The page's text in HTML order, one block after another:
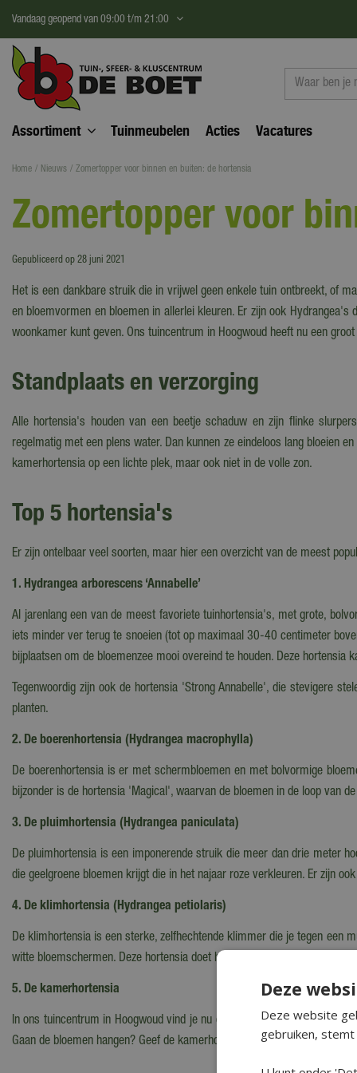
content
Home Nieuws Zomertopper voor binnen en buiten: de hortensia
Vandaag geopend van 09:00 t/m 21:00
Assortiment Tuinmeubelen Acties Vacatures
Zomertopper voor
Gepubliceerd op 28 juni 2021
Het is een dankbare struik die in vrijwel geen enkele tuin ontbreekt, of
en bloemvormen en bloemen in allerlei kleuren. Er zijn ook
woonkamer kunt geven. Ons tuincentrum in Hoogwoud heeft nu een
Standplaats en verzorging
Alle hortensia's houden van een beetje schaduw en zijn flinke
regelmatig met een plens water. Dan kunnen ze eindeloos lang bloeien
kamerhortensia op een lichte plek, maar ook niet in de volle zon.
Top 5 hortensia's
Er zijn ontelbaar veel soorten, maar hier een overzicht van de meest
1. Hydrangea arborescens ‘Annabelle’
Al jarenlang een van de meest favoriete tuinhortensia's, met grote,
iets minder ver terug te snoeien (tot op maximaal 30-40 centimeter
bijplaatsen om de bloemenzee mooi overeind te houden. Deze
Tegenwoordig zijn ook de hortensia 'Strong Annabelle', die stevigere
planten.
2. De boerenhortensia (Hydrangea macrophylla)
De boerenhortensia is er met schermbloemen en met bolvormige
bijzonder is de hortensia 'Magical', waarvan de bloemen in de loop van
3. De pluimhortensia (Hydrangea paniculata)
De pluimhortensia is een imponerende struik die meer dan drie meter
die geelgroene bloemen krijgt die in het najaar roze verkleuren. Er zijn
4. De klimhortensia (Hydrangea petiolaris)
De klimhortensia is een sterke, zelfhechtende klimmer die je tegen een
witte bloemschermen. Deze hortensia doet het overal, in de zon en
5. De kamerhortensia
In ons tuincentrum in Hoogwoud vind je nu ook een groot assortiment
Gaan de bloemen hangen? Geef de kamerhortensia dan een
Deze
Deze website
gebruiken,